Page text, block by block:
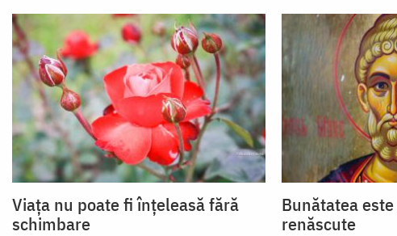
Viața nu poate fi înțeleasă fără
schimbare
Bunătatea
renăscute